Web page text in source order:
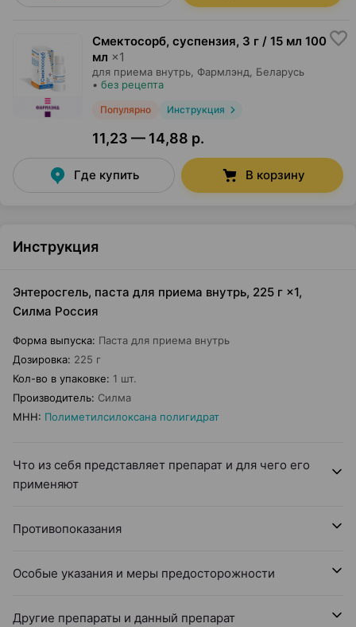
Смектосорб, суспензия, 3 г / 15 мл 100
мл ×1
для приема внутрь, Фармлэнд , Беларусь
• без рецепта
Популярно Инструкция
11,23 — 14,88 р.
Где купить В корзину
Инструкция
Энтеросгель, паста для приема внутрь, 225 г ×1,
Силма Россия
Форма выпуска: Паста для приема внутрь
Дозировка: 225 г
Кол-во в упаковке: 1 шт.
Производитель: Силма
МНН: Полиметилсилоксана полигидрат
Что из себя представляет препарат и для чего его
применяют
Противопоказания
Особые указания и меры предосторожности
Другие препараты и данный препарат